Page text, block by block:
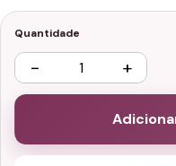
Quantidade
− +